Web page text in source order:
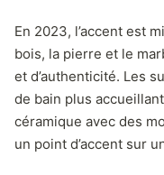
En 2023, l’accent est
bois, la pierre et le
et d’authenticité. Les
de bain plus
céramique avec des
un point d’accent sur